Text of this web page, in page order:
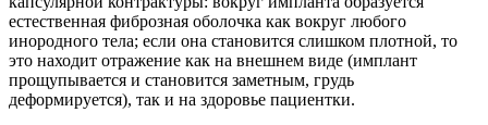
естественная фиброзная оболочка как вокруг любого
инородного тела; если она становится слишком плотной, то
это находит отражение как на внешнем виде (имплант
прощупывается и становится заметным, грудь
деформируется), так и на здоровье пациентки.